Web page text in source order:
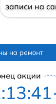
записи на
на ремонт
акции